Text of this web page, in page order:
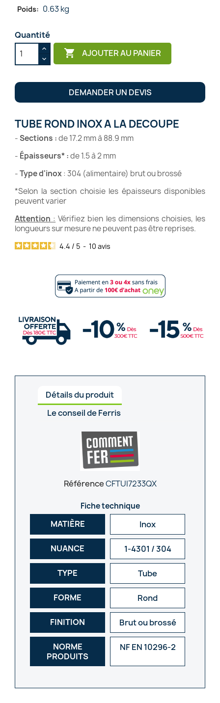
Poids: 0.63 kg
Quantité
 AJOUTER AU PANIER
DEMANDER UN DEVIS
TUBE ROND INOX A LA DECOUPE
-Sections :de 17.2 mm à 88.9 mm
- Épaisseurs*:de 1.5 à 2 mm
-Type d'inox: 304 (alimentaire) brut ou brossé
*Selon la section choisie les épaisseurs disponibles
peuvent varier
Attention : Vérifiez bien les dimensions choisies, les
longueurs sur mesure ne peuvent pas être reprises.
4.4 / 5 - 10 avis
Détails du produit
Le conseil de Ferris
RéférenceCFTUI7233QX
Fiche technique
MATIÈRE Inox
NUANCE 1-4301 / 304
TYPE Tube
FORME Rond
FINITION Brut ou brossé
NORME
PRODUITS
NF EN 10296-2